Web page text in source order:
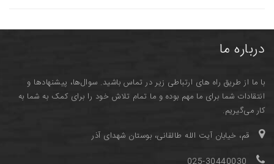
درباره ما
با ما از طریق راه های ارتباطی زیر در تماس باشید. سوال‌ها، پیشنهادها و
انتقادات شما برای ما مهم بوده و ما تمام تلاش خود را برای کمک به شما به
کار می‌گیریم.
قم، خیابان آیت الله طالقانی، بوستان شهدای آذر